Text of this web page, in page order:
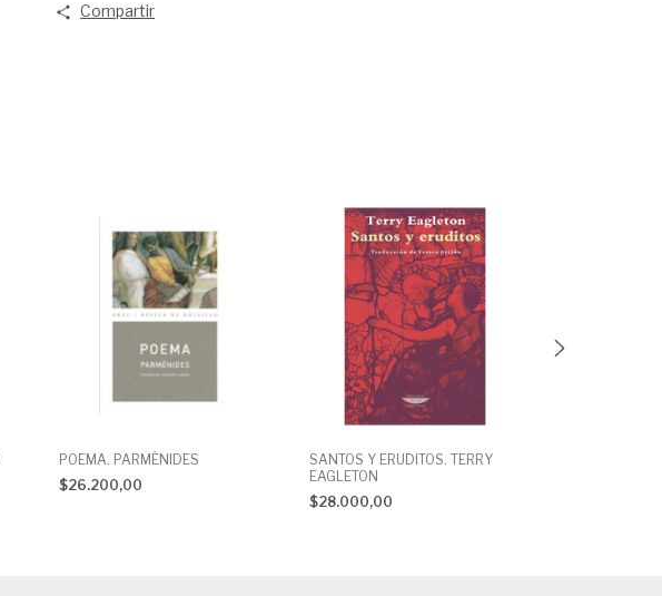
Compartir
POEMA. PARMÉNIDES
$26.200,00
SANTOS Y ERUDITOS. TERRY
EAGLETON
$28.000,00